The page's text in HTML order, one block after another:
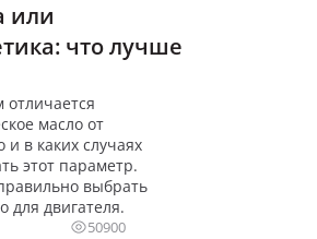
или
что лучше
отличается
масло от
и в каких случаях
этот параметр.
выбрать
для двигателя.
50900